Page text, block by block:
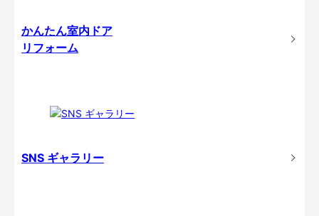
かんたん室内ドア
リフォーム
SNS ギャラリー